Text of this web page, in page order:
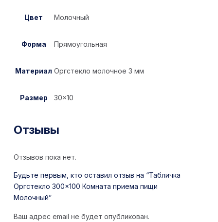
Цвет Молочный
Форма Прямоугольная
Материал Оргстекло молочное 3 мм
Размер 30×10
Отзывы
Отзывов пока нет.
Будьте первым, кто оставил отзыв на “Табличка
Оргстекло 300×100 Комната приема пищи
Молочный”
Ваш адрес email не будет опубликован.